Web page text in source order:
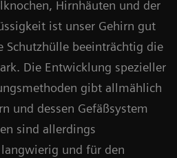
Hirnhäuten und der
ist unser Gehirn gut
Schutzhülle beeinträchtig die
Die Entwicklung spezieller
gibt allmählich
und dessen Gefäßsystem
sind allerdings
und für den